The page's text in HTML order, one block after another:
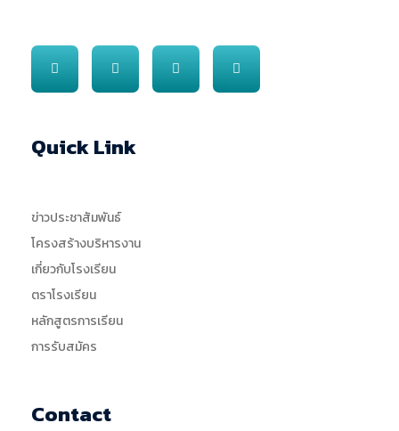
Quick Link
ข่าวประชาสัมพันธ์
โครงสร้างบริหารงาน
เกี่ยวกับโรงเรียน
ตราโรงเรียน
หลักสูตรการเรียน
การรับสมัคร
Contact